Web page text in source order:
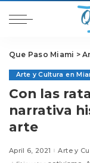
Que Paso Miami >
Arte y Cultura en
Con las
narrativa
arte
April 6, 2021 Arte y